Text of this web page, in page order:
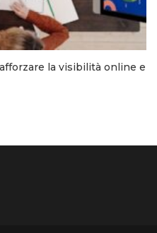
la visibilità online e